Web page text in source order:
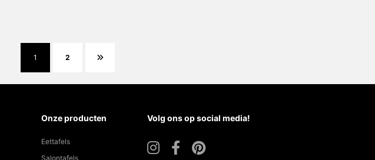
1 2
Onze producten
Eettafels
Salontafels
Volg ons op social media!